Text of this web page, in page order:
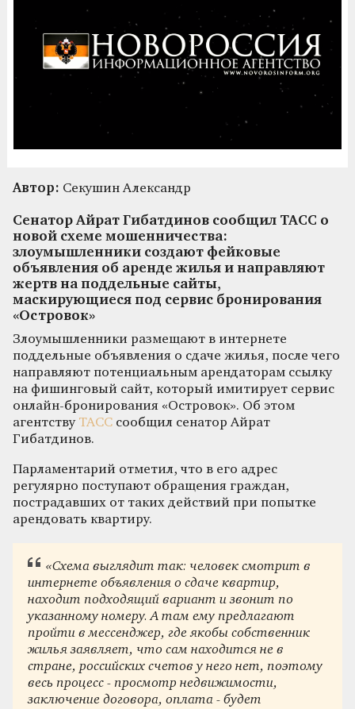
Автор: Секушин Александр
Сенатор Айрат Гибатдинов сообщил ТАСС о
новой схеме мошенничества:
злоумышленники создают фейковые
объявления об аренде жилья и направляют
жертв на поддельные сайты,
маскирующиеся под сервис бронирования
«Островок»
Злоумышленники размещают в интернете
поддельные объявления о сдаче жилья, после чего
направляют потенциальным арендаторам ссылку
на фишинговый сайт, который имитирует сервис
онлайн-бронирования «Островок». Об этом
агентству ТАСС сообщил сенатор Айрат
Гибатдинов.
Парламентарий отметил, что в его адрес
регулярно поступают обращения граждан,
пострадавших от таких действий при попытке
арендовать квартиру.
«Схема выглядит так: человек смотрит в
интернете объявления о сдаче квартир,
находит подходящий вариант и звонит по
указанному номеру. А там ему предлагают
пройти в мессенджер, где якобы собственник
жилья заявляет, что сам находится не в
стране, российских счетов у него нет, поэтому
весь процесс - просмотр недвижимости,
заключение договора, оплата - будет